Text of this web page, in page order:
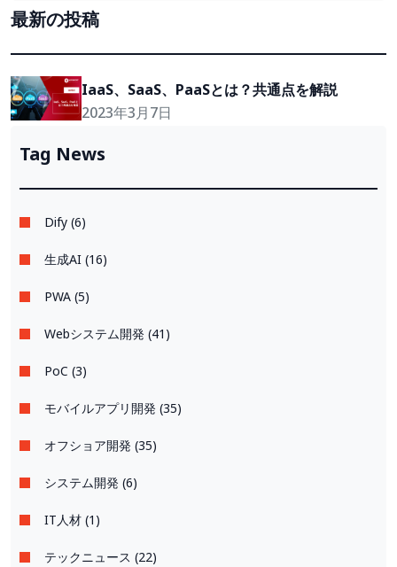
最新の投稿
IaaS、SaaS、PaaSとは？共通点を解説
2023年3月7日
Tag News
Dify (6)
生成AI (16)
PWA (5)
Webシステム開発 (41)
PoC (3)
モバイルアプリ開発 (35)
オフショア開発 (35)
システム開発 (6)
IT人材 (1)
テックニュース (22)